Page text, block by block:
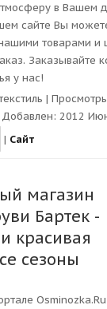
в Вашем
сайте Вы
товарами и
Заказывайте
у нас!
|
Добавлен: 2012
| Сайт
магазин
Бартек -
красивая
сезоны